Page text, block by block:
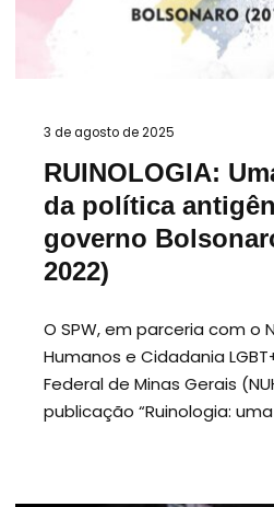
3 de agosto de 2025
RUINOLOGIA:
da política
governo
2022)
O SPW, em parceria com o
Humanos e Cidadania
Federal de Minas Gerais
publicação “Ruinologia: uma